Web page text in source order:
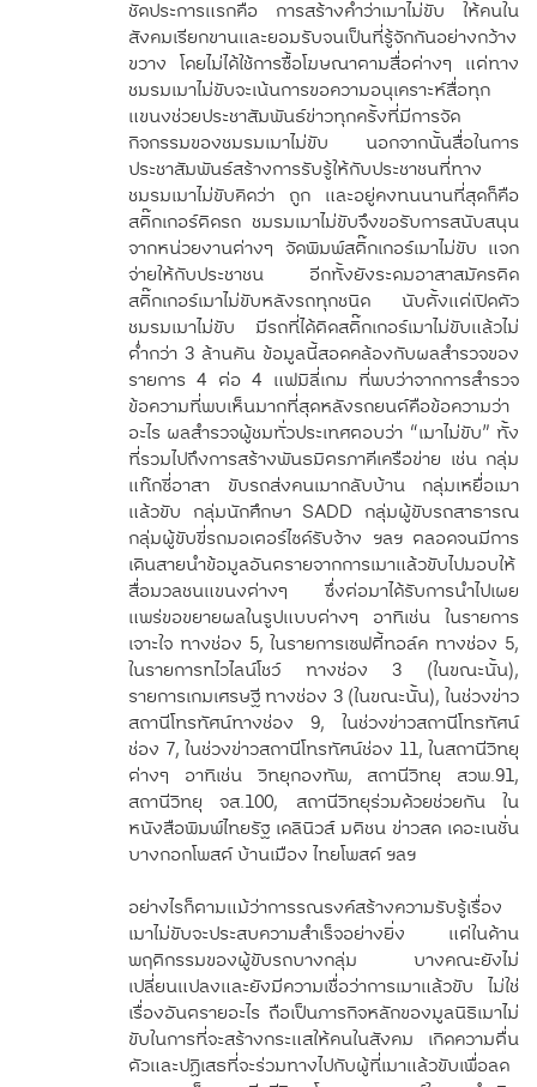
ชัดประการแรกคือ การสร้างคำว่าเมาไม่ขับ ให้คนใน
สังคมเรียกขานและยอมรับจนเป็นที่รู้จักกันอย่างกว้าง
ขวาง โดยไม่ได้ใช้การซื้อโฆษณาตามสื่อต่างๆ แต่ทาง
ชมรมเมาไม่ขับจะเน้นการขอความอนุเคราะห์สื่อทุก
แขนงช่วยประชาสัมพันธ์ข่าวทุกครั้งที่มีการจัด
กิจกรรมของชมรมเมาไม่ขับ นอกจากนั้นสื่อในการ
ประชาสัมพันธ์สร้างการรับรู้ให้กับประชาชนที่ทาง
ชมรมเมาไม่ขับคิดว่า ถูก และอยู่คงทนนานที่สุดก็คือ
สติ๊กเกอร์ติดรถ ชมรมเมาไม่ขับจึงขอรับการสนับสนุน
จากหน่วยงานต่างๆ จัดพิมพ์สติ๊กเกอร์เมาไม่ขับ แจก
จ่ายให้กับประชาชน อีกทั้งยังระดมอาสาสมัครติด
สติ๊กเกอร์เมาไม่ขับหลังรถทุกชนิด นับตั้งแต่เปิดตัว
ชมรมเมาไม่ขับ มีรถที่ได้ติดสติ๊กเกอร์เมาไม่ขับแล้วไม่
ต่ำกว่า 3 ล้านคัน ข้อมูลนี้สอดคล้องกับผลสำรวจของ
รายการ 4 ต่อ 4 แฟมิลี่เกม ที่พบว่าจากการสำรวจ
ข้อความที่พบเห็นมากที่สุดหลังรถยนต์คือข้อความว่า
อะไร ผลสำรวจผู้ชมทั่วประเทศตอบว่า “เมาไม่ขับ” ทั้ง
ที่รวมไปถึงการสร้างพันธมิตรภาคีเครือข่าย เช่น กลุ่ม
แท๊กซี่อาสา ขับรถส่งคนเมากลับบ้าน กลุ่มเหยื่อเมา
แล้วขับ กลุ่มนักศึกษา SADD กลุ่มผู้ขับรถสาธารณ
กลุ่มผู้ขับขี่รถมอเตอร์ไซด์รับจ้าง ฯลฯ ตลอดจนมีการ
เดินสายนำข้อมูลอันตรายจากการเมาแล้วขับไปมอบให้
สื่อมวลชนแขนงต่างๆ ซึ่งต่อมาได้รับการนำไปเผย
แพร่ขอขยายผลในรูปแบบต่างๆ อาทิเช่น ในรายการ
เจาะใจ ทางช่อง 5, ในรายการเซฟตี้ทอล์ค ทางช่อง 5,
ในรายการทไวไลน์โชว์ ทางช่อง 3 (ในขณะนั้น),
รายการเกมเศรษฐี ทางช่อง 3 (ในขณะนั้น), ในช่วงข่าว
สถานีโทรทัศน์ทางช่อง 9, ในช่วงข่าวสถานีโทรทัศน์
ช่อง 7, ในช่วงข่าวสถานีโทรทัศน์ช่อง 11, ในสถานีวิทยุ
ต่างๆ อาทิเช่น วิทยุกองทัพ, สถานีวิทยุ สวพ.91,
สถานีวิทยุ จส.100, สถานีวิทยุร่วมด้วยช่วยกัน ใน
หนังสือพิมพ์ไทยรัฐ เดลินิวส์ มติชน ข่าวสด เดอะเนชั่น
บางกอกโพสต์ บ้านเมือง ไทยโพสต์ ฯลฯ
อย่างไรก็ตามแม้ว่าการรณรงค์สร้างความรับรู้เรื่อง
เมาไม่ขับจะประสบความสำเร็จอย่างยิ่ง แต่ในด้าน
พฤติกรรมของผู้ขับรถบางกลุ่ม บางคณะยังไม่
เปลี่ยนแปลงและยังมีความเชื่อว่าการเมาแล้วขับ ไม่ใช่
เรื่องอันตรายอะไร ถือเป็นภารกิจหลักของมูลนิธิเมาไม่
ขับในการที่จะสร้างกระแสให้คนในสังคม เกิดความตื่น
ตัวและปฏิเสธที่จะร่วมทางไปกับผู้ที่เมาแล้วขับเพื่อลด